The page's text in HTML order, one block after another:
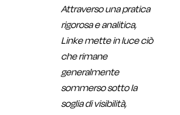
Attraverso una pratica
rigorosa e analitica,
Linke mette in luce ciò
che rimane
generalmente
sommerso sotto la
soglia di visibilità,